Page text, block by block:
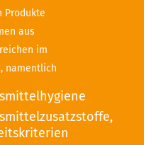
Produkte
aus
im
namentlich